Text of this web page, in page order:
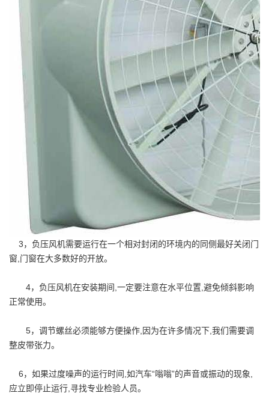
3，负压风机需要运行在一个相对封闭的环境内的同侧最好关闭门
窗,门窗在大多数好的开放。
4，负压风机在安装期间,一定要注意在水平位置,避免倾斜影响
正常使用。
5，调节螺丝必须能够方便操作,因为在许多情况下,我们需要调
整皮带张力。
6，如果过度噪声的运行时间,如汽车“嗡嗡”的声音或振动的现象,
应立即停止运行,寻找专业检验人员。